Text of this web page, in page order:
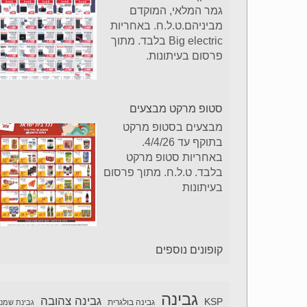
גמר המלאי, המוקדם
מביניהם.ט.ל.ח. באחריות
Big electric בלבד. מתוך
פרסום בעיתונות.
סטופ מרקט מבצעים
מבצעים בסטופ מרקט
בתוקף עד 4/4/26.
באחריות סטופ מרקט
בלבד. ט.ל.ח. מתוך פרסום
בעיתונות
קופונים נוספים
KSP גבינה גבינה בולגרית גבינה צהובה גבינת